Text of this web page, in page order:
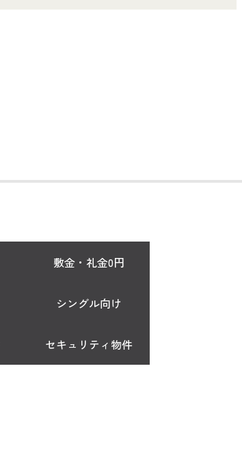
敷金・礼金0円
シングル向け
セキュリティ物件